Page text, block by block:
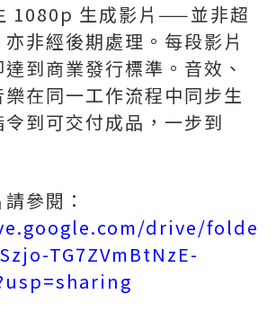
1080p 生成影片——並非超
非經後期處理。每段影片
到商業發行標準。音效、
在同一工作流程中同步生
到可交付成品，一步到
參閱：
drive/folde
TG7ZVmBtNzE-